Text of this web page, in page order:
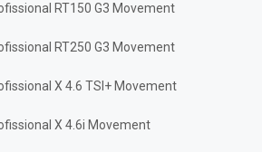
RT150 G3 Movement
RT250 G3 Movement
X 4.6 TSI+ Movement
X 4.6i Movement